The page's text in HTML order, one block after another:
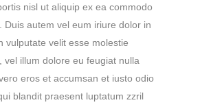
nisl ut aliquip ex ea commodo
Duis autem vel eum iriure dolor in
vulputate velit esse molestie
vel illum dolore eu feugiat nulla
eros et accumsan et iusto odio
blandit praesent luptatum zzril